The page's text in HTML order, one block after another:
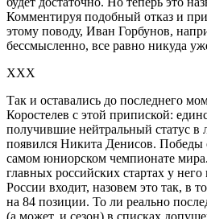
Комментируя подобный отказ и
этому поводу, Иван Горбунов,
бессмысленно, все равно никуда
ХХХ
Так и оставались до последнего
Коростелев с этой припиской:
получившие нейтральный статус
появился Никита Денисов. Победы
самом юниорском чемпионате
главных российских стартах у
России входит, назовем это так, в
на 84 позиции. То ли реально
(а может, и сезон) в списках